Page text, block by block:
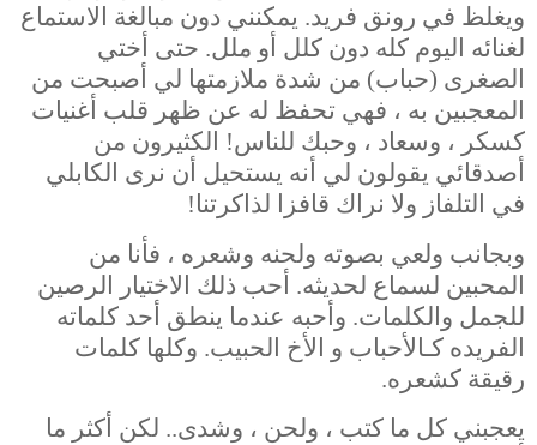
ويغلظ في رونق فريد. يمكنني دون مبالغة الاستماع
لغنائه اليوم كله دون كلل أو ملل. حتى أختي
الصغرى (حباب) من شدة ملازمتها لي أصبحت من
المعجبين به ، فهي تحفظ له عن ظهر قلب أغنيات
كسكر ، وسعاد ، وحبك للناس! الكثيرون من
أصدقائي يقولون لي أنه يستحيل أن نرى الكابلي
في التلفاز ولا نراك قافزا لذاكرتنا!
وبجانب ولعي بصوته ولحنه وشعره ، فأنا من
المحبين لسماع لحديثه. أحب ذلك الاختيار الرصين
للجمل والكلمات. وأحبه عندما ينطق أحد كلماته
الفريده كـالأحباب و الأخ الحبيب. وكلها كلمات
رقيقة كشعره.
يعجبني كل ما كتب ، ولحن ، وشدى.. لكن أكثر ما